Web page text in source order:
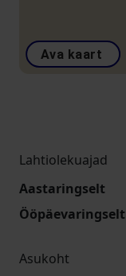
Ava kaart
Lahtiolekuajad
Aastaringselt
Ööpäevaringselt
Asukoht